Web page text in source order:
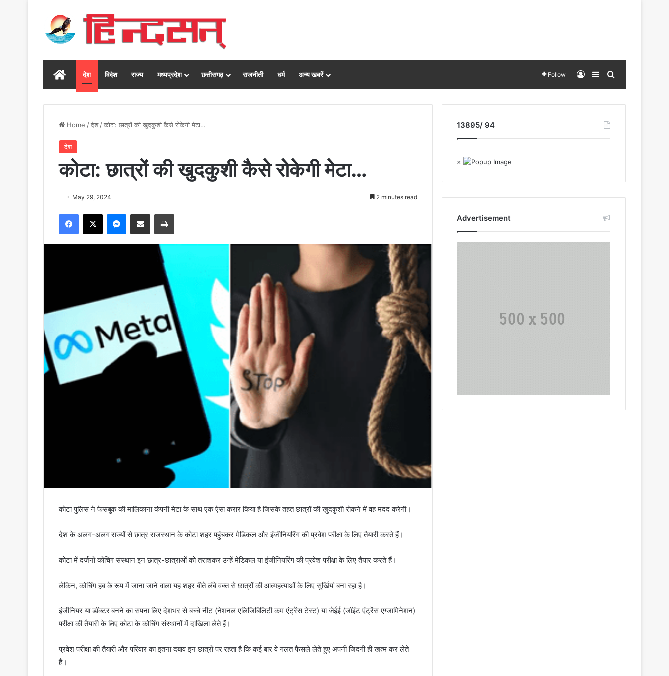
Homeदेश विदेश राज्य मध्यप्रदेश छत्तीसगढ़ राजनीती धर्म अन्य खबरें Follow Log InSidebarSearch for
Home /देश/कोटा: छात्रों की खुदकुशी कैसे रोकेगी मेटा…
देश
कोटा: छात्रों की खुदकुशी कैसे रोकेगी मेटा…
May 29, 2024 2 minutes read
Facebook
X Messenger
Share via Email Print
कोटा पुलिस ने फेसबुक की मालिकाना कंपनी मेटा के साथ एक ऐसा करार किया है जिसके तहत छात्रों की खुदकुशी रोकने में वह मदद करेगी।
देश के अलग-अलग राज्यों से छात्र राजस्थान के कोटा शहर पहुंचकर मेडिकल और इंजीनियरिंग की प्रवेश परीक्षा के लिए तैयारी करते हैं।
कोटा में दर्जनों कोचिंग संस्थान इन छात्र-छात्राओं को तराशकर उन्हें मेडिकल या इंजीनियरिंग की प्रवेश परीक्षा के लिए तैयार करते हैं।
लेकिन, कोचिंग हब के रूप में जाना जाने वाला यह शहर बीते लंबे वक्त से छात्रों की आत्महत्याओं के लिए सुर्खियां बना रहा है।
इंजीनियर या डॉक्टर बनने का सपना लिए देशभर से बच्चे नीट (नेशनल एलिजिबिलिटी कम एंट्रेंस टेस्ट) या जेईई (जॉइंट एंट्रेंस एग्जामिनेशन)
परीक्षा की तैयारी के लिए कोटा के कोचिंग संस्थानों में दाखिला लेते हैं।
प्रवेश परीक्षा की तैयारी और परिवार का इतना दबाव इन छात्रों पर रहता है कि कई बार वे गलत फैसले लेते हुए अपनी जिंदगी ही खत्म कर लेते
हैं।
13895/ 94
×
Advertisement